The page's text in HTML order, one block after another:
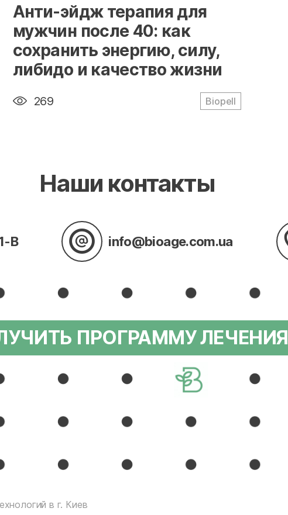
" alt="loading" class="img-responsive"/>
Анти-эйдж терапия для
мужчин после 40: как
сохранить энергию, силу,
либидо и качество жизни
269 Biopell
Наши контакты
В info@bioage.com.ua
ПРОГРАММУ ЛЕЧЕНИЯ
в г. Киев